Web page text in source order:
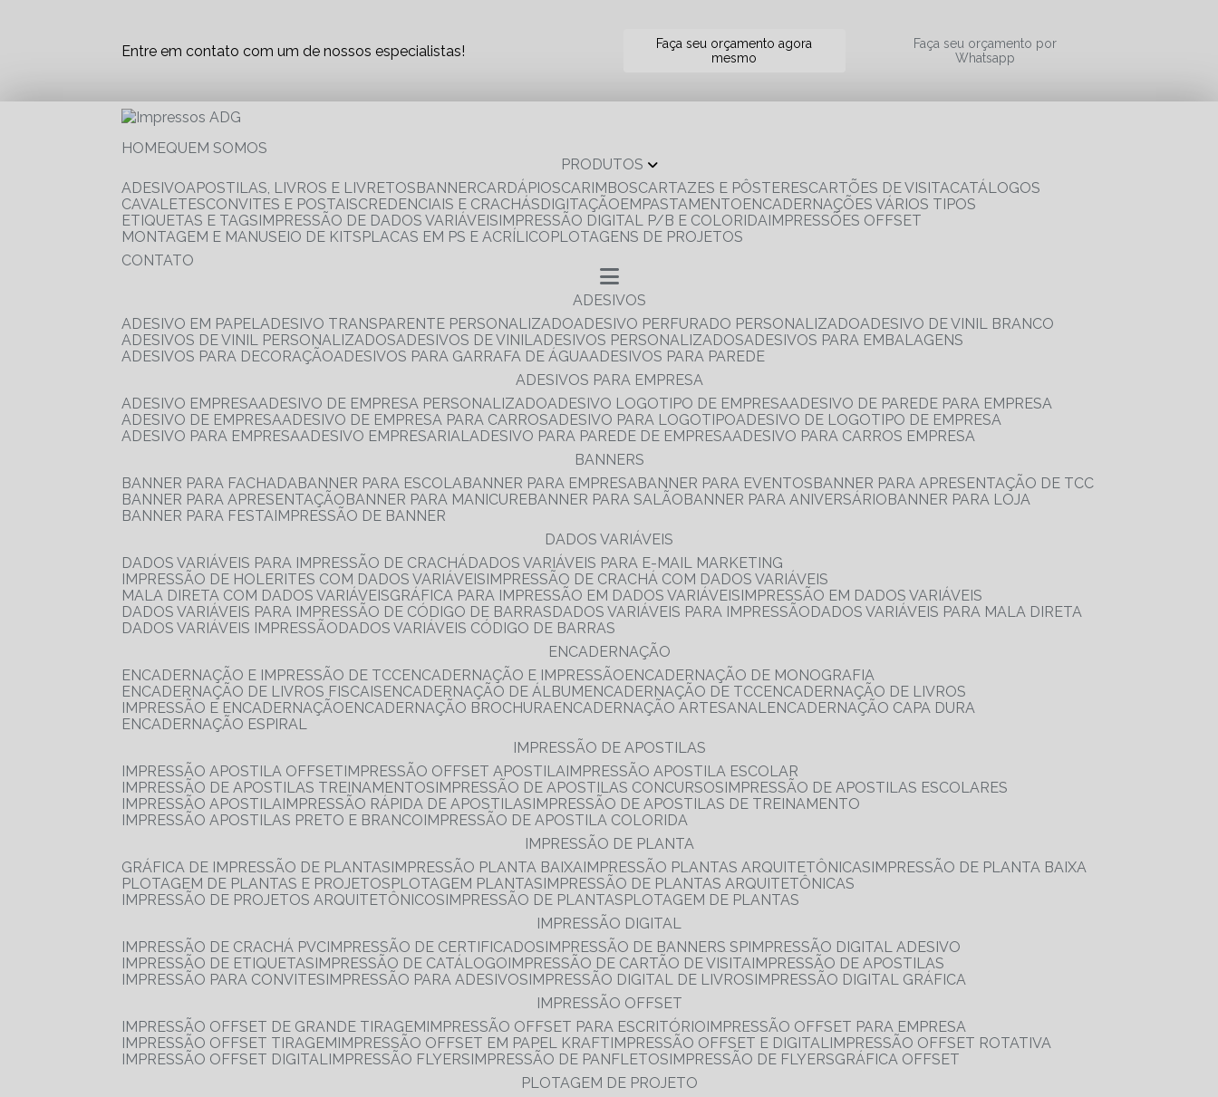
Entre em contato com um de nossos especialistas!
Faça seu orçamento agora
mesmo
Faça seu orçamento por
Whatsapp
HOME
QUEM SOMOS
PRODUTOS
ADESIVO
APOSTILAS, LIVROS E LIVRETOS BANNER CARDÁPIOS CARIMBOS CARTAZES E PÔSTERES CARTÕES DE VISITA
CATÁLOGOS
CAVALETES
CONVITES E POSTAIS CREDENCIAIS E CRACHÁS DIGITAÇÃO EMPASTAMENTO
ENCADERNAÇÕES VÁRIOS TIPOS
ETIQUETAS E TAGS IMPRESSÃO DE DADOS VARIÁVEIS IMPRESSÃO DIGITAL P/B E COLORIDA IMPRESSÕES OFFSET
MONTAGEM E MANUSEIO DE KITS
PLACAS EM PS E ACRÍLICO
PLOTAGENS DE PROJETOS
CONTATO
ADESIVOS
ADESIVO EM PAPEL
ADESIVO TRANSPARENTE PERSONALIZADO ADESIVO PERFURADO PERSONALIZADO
ADESIVO DE VINIL BRANCO
ADESIVOS DE VINIL PERSONALIZADOS
ADESIVOS DE VINIL ADESIVOS PERSONALIZADOS
ADESIVOS PARA EMBALAGENS
ADESIVOS PARA DECORAÇÃO
ADESIVOS PARA GARRAFA DE ÁGUA
ADESIVOS PARA PAREDE
ADESIVOS PARA EMPRESA
ADESIVO EMPRESA
ADESIVO DE EMPRESA PERSONALIZADO ADESIVO LOGOTIPO DE EMPRESA
ADESIVO DE PAREDE PARA EMPRESA
ADESIVO DE EMPRESA
ADESIVO DE EMPRESA PARA CARROS ADESIVO PARA LOGOTIPO
ADESIVO DE LOGOTIPO DE EMPRESA
ADESIVO PARA EMPRESA
ADESIVO EMPRESARIAL ADESIVO PARA PAREDE DE EMPRESA
ADESIVO PARA CARROS EMPRESA
BANNERS
BANNER PARA FACHADA
BANNER PARA ESCOLA BANNER PARA EMPRESA BANNER PARA EVENTOS
BANNER PARA APRESENTAÇÃO DE TCC
BANNER PARA APRESENTAÇÃO
BANNER PARA MANICURE BANNER PARA SALÃO BANNER PARA ANIVERSÁRIO
BANNER PARA LOJA
BANNER PARA FESTA IMPRESSÃO DE BANNER
DADOS VARIÁVEIS
DADOS VARIÁVEIS PARA IMPRESSÃO DE CRACHÁ
DADOS VARIÁVEIS PARA E-MAIL MARKETING
IMPRESSÃO DE HOLERITES COM DADOS VARIÁVEIS IMPRESSÃO DE CRACHÁ COM DADOS VARIÁVEIS
MALA DIRETA COM DADOS VARIÁVEIS
GRÁFICA PARA IMPRESSÃO EM DADOS VARIÁVEIS IMPRESSÃO EM DADOS VARIÁVEIS
DADOS VARIÁVEIS PARA IMPRESSÃO DE CÓDIGO DE BARRAS
DADOS VARIÁVEIS PARA IMPRESSÃO
DADOS VARIÁVEIS PARA MALA DIRETA
DADOS VARIÁVEIS IMPRESSÃO
DADOS VARIÁVEIS CÓDIGO DE BARRAS
ENCADERNAÇÃO
ENCADERNAÇÃO E IMPRESSÃO DE TCC
ENCADERNAÇÃO E IMPRESSÃO
ENCADERNAÇÃO DE MONOGRAFIA
ENCADERNAÇÃO DE LIVROS FISCAIS
ENCADERNAÇÃO DE ÁLBUM ENCADERNAÇÃO DE TCC
ENCADERNAÇÃO DE LIVROS
IMPRESSÃO E ENCADERNAÇÃO
ENCADERNAÇÃO BROCHURA ENCADERNAÇÃO ARTESANAL
ENCADERNAÇÃO CAPA DURA
ENCADERNAÇÃO ESPIRAL
IMPRESSÃO DE APOSTILAS
IMPRESSÃO APOSTILA OFFSET IMPRESSÃO OFFSET APOSTILA IMPRESSÃO APOSTILA ESCOLAR
IMPRESSÃO DE APOSTILAS TREINAMENTOS IMPRESSÃO DE APOSTILAS CONCURSOS IMPRESSÃO DE APOSTILAS ESCOLARES
IMPRESSÃO APOSTILA IMPRESSÃO RÁPIDA DE APOSTILAS IMPRESSÃO DE APOSTILAS DE TREINAMENTO
IMPRESSÃO APOSTILAS PRETO E BRANCO IMPRESSÃO DE APOSTILA COLORIDA
IMPRESSÃO DE PLANTA
GRÁFICA DE IMPRESSÃO DE PLANTAS IMPRESSÃO PLANTA BAIXA IMPRESSÃO PLANTAS ARQUITETÔNICAS IMPRESSÃO DE PLANTA BAIXA
PLOTAGEM DE PLANTAS E PROJETOS
PLOTAGEM PLANTAS IMPRESSÃO DE PLANTAS ARQUITETÔNICAS
IMPRESSÃO DE PROJETOS ARQUITETÔNICOS IMPRESSÃO DE PLANTAS
PLOTAGEM DE PLANTAS
IMPRESSÃO DIGITAL
IMPRESSÃO DE CRACHÁ PVC IMPRESSÃO DE CERTIFICADOS IMPRESSÃO DE BANNERS SP IMPRESSÃO DIGITAL ADESIVO
IMPRESSÃO DE ETIQUETAS IMPRESSÃO DE CATÁLOGO IMPRESSÃO DE CARTÃO DE VISITA IMPRESSÃO DE APOSTILAS
IMPRESSÃO PARA CONVITES IMPRESSÃO PARA ADESIVOS IMPRESSÃO DIGITAL DE LIVROS IMPRESSÃO DIGITAL GRÁFICA
IMPRESSÃO OFFSET
IMPRESSÃO OFFSET DE GRANDE TIRAGEM IMPRESSÃO OFFSET PARA ESCRITÓRIO IMPRESSÃO OFFSET PARA EMPRESA
IMPRESSÃO OFFSET TIRAGEM IMPRESSÃO OFFSET EM PAPEL KRAFT IMPRESSÃO OFFSET E DIGITAL IMPRESSÃO OFFSET ROTATIVA
IMPRESSÃO OFFSET DIGITAL IMPRESSÃO FLYERS IMPRESSÃO DE PANFLETOS IMPRESSÃO DE FLYERS
GRÁFICA OFFSET
PLOTAGEM DE PROJETO